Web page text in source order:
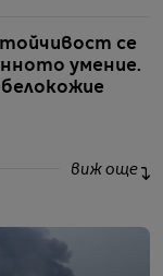
се
умение.
виж още